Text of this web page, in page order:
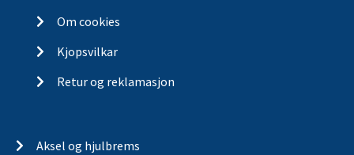
Om cookies
Kjopsvilkar
Retur og reklamasjon
Aksel og hjulbrems